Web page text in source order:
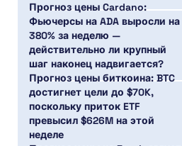
Прогноз цены Cardano:
Фьючерсы на ADA выросли на
380% за неделю —
действительно ли крупный
шаг наконец надвигается?
Прогноз цены биткоина: BTC
достигнет цели до $70K,
поскольку приток ETF
превысил $626M на этой
неделе